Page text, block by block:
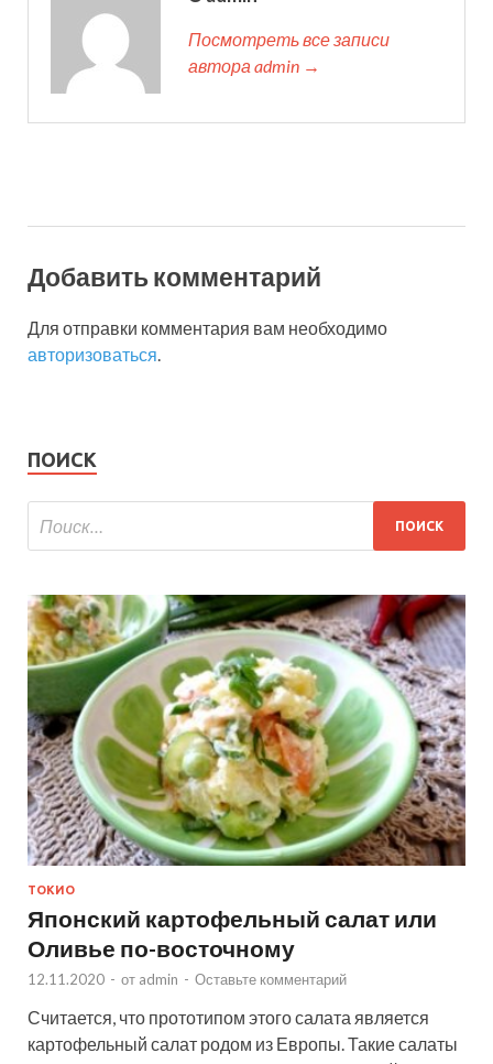
Посмотреть все записи
автора admin →
Добавить комментарий
Для отправки комментария вам необходимо
авторизоваться.
ПОИСК
ТОКИО
Японский картофельный салат или
Оливье по-восточному
12.11.2020 - от admin - Оставьте комментарий
Считается, что прототипом этого салата является
картофельный салат родом из Европы. Такие салаты